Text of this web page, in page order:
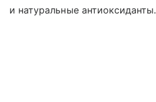
и натуральные антиоксиданты.